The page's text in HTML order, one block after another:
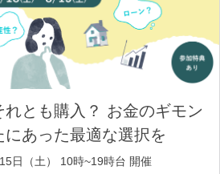
れとも購入？ お金のギモン
あった最適な選択を
日（土） 10時~19時台 開催